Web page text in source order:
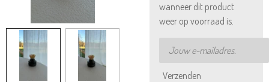
wanneer dit product
weer op voorraad is.
Verzenden